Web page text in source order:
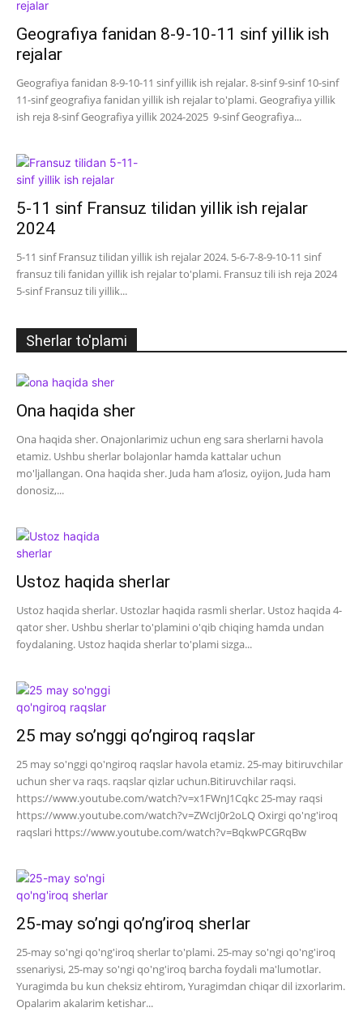
Geografiya fanidan 8-9-10-11 sinf yillik ish
rejalar
Geografiya fanidan 8-9-10-11 sinf yillik ish rejalar. 8-sinf 9-sinf 10-sinf
11-sinf geografiya fanidan yillik ish rejalar to'plami. Geografiya yillik
ish reja 8-sinf Geografiya yillik 2024-2025 9-sinf Geografiya...
5-11 sinf Fransuz tilidan yillik ish rejalar
2024
5-11 sinf Fransuz tilidan yillik ish rejalar 2024. 5-6-7-8-9-10-11 sinf
fransuz tili fanidan yillik ish rejalar to'plami. Fransuz tili ish reja 2024
5-sinf Fransuz tili yillik...
Sherlar to'plami
Ona haqida sher
Ona haqida sher. Onajonlarimiz uchun eng sara sherlarni havola
etamiz. Ushbu sherlar bolajonlar hamda kattalar uchun
mo'ljallangan. Ona haqida sher. Juda ham a’losiz, oyijon, Juda ham
donosiz,...
Ustoz haqida sherlar
Ustoz haqida sherlar. Ustozlar haqida rasmli sherlar. Ustoz haqida 4-
qator sher. Ushbu sherlar to'plamini o'qib chiqing hamda undan
foydalaning. Ustoz haqida sherlar to'plami sizga...
25 may so’nggi qo’ngiroq raqslar
25 may so'nggi qo'ngiroq raqslar havola etamiz. 25-may bitiruvchilar
uchun sher va raqs. raqslar qizlar uchun.Bitiruvchilar raqsi.
https://www.youtube.com/watch?v=x1FWnJ1Cqkc 25-may raqsi
https://www.youtube.com/watch?v=ZWcIj0r2oLQ Oxirgi qo'ng'iroq
raqslari https://www.youtube.com/watch?v=BqkwPCGRqBw
25-may so’ngi qo’ng’iroq sherlar
25-may so'ngi qo'ng'iroq sherlar to'plami. 25-may so'ngi qo'ng'iroq
ssenariysi, 25-may so'ngi qo'ng'iroq barcha foydali ma'lumotlar.
Yuragimda bu kun cheksiz ehtirom, Yuragimdan chiqar dil izxorlarim.
Opalarim akalarim ketishar...